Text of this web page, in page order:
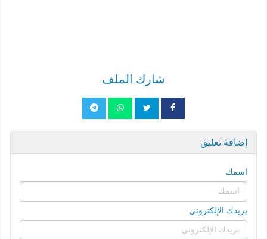
شارك الملف
إضافة تعليق
اسمك
بريدك الإلكتروني